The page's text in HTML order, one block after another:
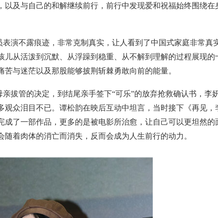
及与自己的和解继续前行，前行中发现爱和祝福始终围绕在
演不露痕迹，非常克制真实，让人看到了中国式家庭非常真
从活泼到沉默、从浮躁到稳重、从不解到理解的过程展现的
与迷茫以及那股能够披荆斩棘勇敢向前的能量。
拔管的决定，到结尾亲手签下“可乐”的放弃抢救确认书，李
众泪目不已。谭松韵在映后互动中坦言，当时接下《再见，
了一部作品，更多的是被电影所治愈，让自己可以更坦然的
着肉体的消亡而消失，反而会成为人生前行的动力。